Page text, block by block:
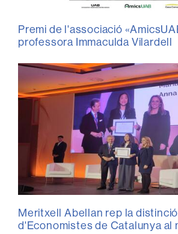
Premi de l'associació
professora Immaculda Vilardell
Meritxell Abellan rep la distinció
d'Economistes de Catalunya al